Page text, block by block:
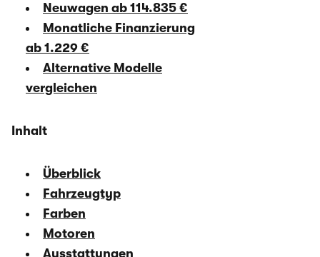
Neuwagen ab 114.835 €
Monatliche Finanzierung
ab 1.229 €
Alternative Modelle
vergleichen
Inhalt
Überblick
Fahrzeugtyp
Farben
Motoren
Ausstattungen